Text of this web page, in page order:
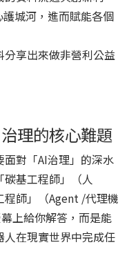
城河，進而賦能各個
享出來做非營利公益
理的核心難題
對「AI治理」的深水
基工程師」（人
程師」（Agent /代理機
上給你解答，而是能
在現實世界中完成任